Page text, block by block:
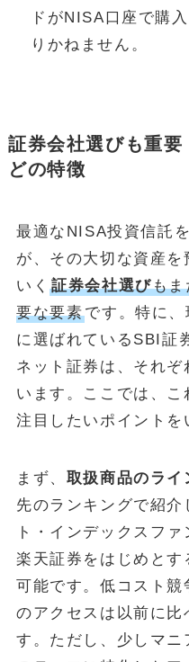
ドがNISA口座で購
りかねません。
証券会社選びも重
どの特徴
最適なNISA投資信託
が、その大切な資産
いく証券会社選びも
要な要素です。特に
に選ばれているSBI証
ネット証券は、それ
います。ここでは、
注目したいポイントを
まず、 取扱商品のライ
先のランキングで紹
ト・インデックスフ
楽天証券をはじめとす
可能です。低コスト
のアクセスは以前に比
す。ただし、少しマニ